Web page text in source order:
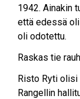
1942. Ainakin
että edessä
oli odotettu.
Raskas tie
Risto Ryti olisi
Rangellin